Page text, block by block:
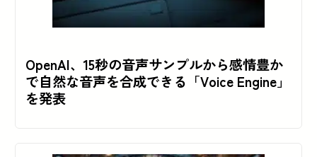
OpenAI、15秒の音声サンプルから感情豊か
で自然な音声を合成できる「Voice Engine」
を発表